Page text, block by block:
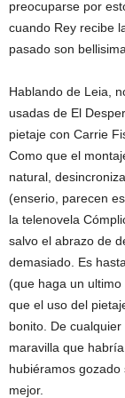
preocuparse por
cuando Rey recibe
pasado son
Hablando de Leia,
usadas de El
pietaje con Carrie
Como que el
natural,
(enserio, parecen
la telenovela
salvo el abrazo de
demasiado. Es
(que haga un ultimo
que el uso del
bonito. De
maravilla que
hubiéramos
mejor.